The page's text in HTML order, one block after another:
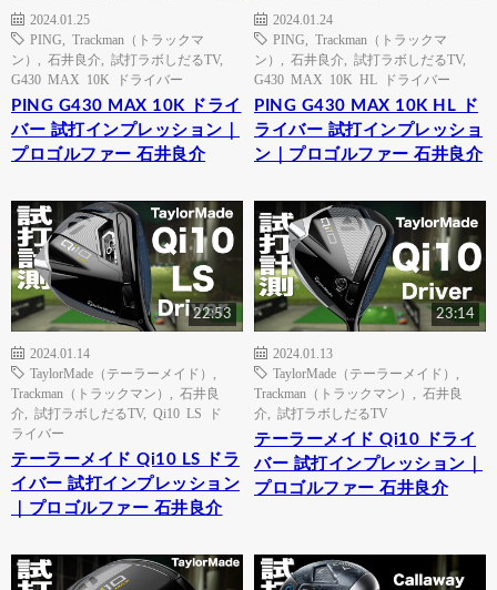
2024.01.25
PING
Trackman（トラックマ
ン）
石井良介 試打ラボしだるTV,
G430 MAX 10K ドライバー
PING G430 MAX 10K ドライ
バー 試打インプレッション｜
プロゴルファー 石井良介
2024.01.24
PING
Trackman（トラックマ
ン）
石井良介 試打ラボしだるTV,
G430 MAX 10K HL ドライバー
PING G430 MAX 10K HL ド
ライバー 試打インプレッショ
ン｜プロゴルファー 石井良介
22:53
2024.01.14
TaylorMade（テーラーメイド）
Trackman（トラックマン）
石井良
介
試打ラボしだるTV, Qi10 LS ド
ライバー
テーラーメイド Qi10 LS ドラ
イバー 試打インプレッション
｜プロゴルファー 石井良介
23:14
2024.01.13
TaylorMade（テーラーメイド）
Trackman（トラックマン）
石井良
介
試打ラボしだるTV
テーラーメイド Qi10 ドライ
バー 試打インプレッション｜
プロゴルファー 石井良介